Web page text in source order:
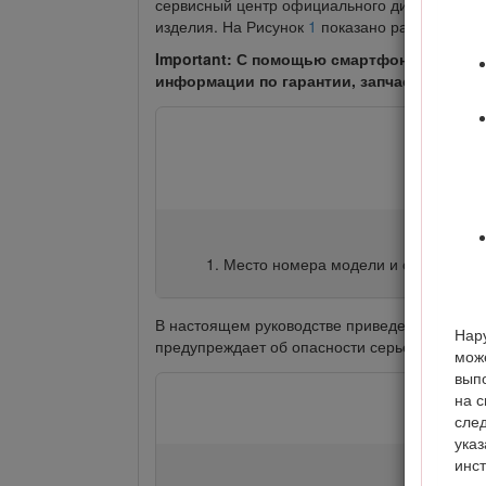
на
изделия. На Рисунок 1 показано
Important: С помощью смартфона или
информации по гарантии, запчастям и
Место номера модели и серийного
В настоящем руководстве приведены
предупреждает об опасности серьезного